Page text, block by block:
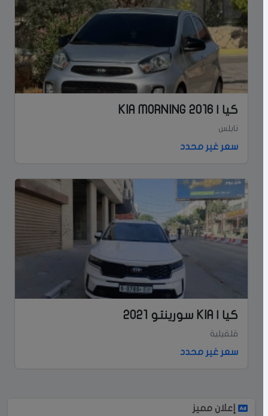
كيا | KIA MORNING 2016
نابلس
سعر غير محدد
كيا | KIA سورينتو 2021
قلقيلية
سعر غير محدد
إعلان مميز